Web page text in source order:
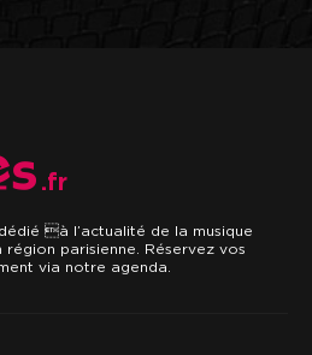
.fr
à l’actualité de la musique
parisienne. Réservez vos
via notre agenda.